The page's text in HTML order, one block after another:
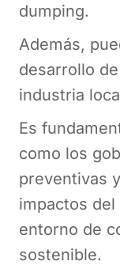
dumping.
Además,
desarrollo
industria
Es
como los
preventivas
impactos
entorno de
sostenible.